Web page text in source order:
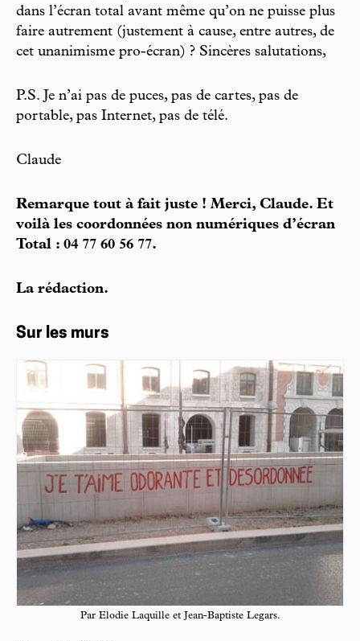
dans l’écran total avant même qu’on ne puisse plus
faire autrement (justement à cause, entre autres, de
cet unanimisme pro-écran) ? Sincères salutations,
P.S. Je n’ai pas de puces, pas de cartes, pas de
portable, pas Internet, pas de télé.
Claude
Remarque tout à fait juste ! Merci, Claude. Et
voilà les coordonnées non numériques d’écran
Total : 04 77 60 56 77.
La rédaction.
Sur les murs
Par Elodie Laquille et Jean-Baptiste Legars.